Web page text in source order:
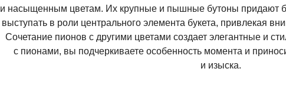
и насыщенным цветам. Их крупные и пышные бутоны придают
выступать в роли центрального элемента букета, привлекая
Сочетание пионов с другими цветами создает элегантные и
с пионами, вы подчеркиваете особенность момента и
и изыска.